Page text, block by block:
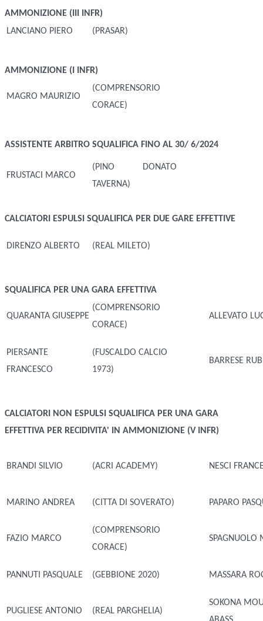
AMMONIZIONE (III INFR)
LANCIANO PIERO
(PRASAR)
AMMONIZIONE (I INFR)
MAGRO MAURIZIO
(COMPRENSORIO
CORACE)
ASSISTENTE ARBITRO SQUALIFICA FINO AL 30/ 6/2024
FRUSTACI MARCO
(PINO DONATO
TAVERNA)
CALCIATORI ESPULSI SQUALIFICA PER DUE GARE EFFETTIVE
DIRENZO ALBERTO (REAL MILETO)
SQUALIFICA PER UNA GARA EFFETTIVA
QUARANTA GIUSEPPE
(COMPRENSORIO
CORACE)
ALLEVATO
PIERSANTE
FRANCESCO
(FUSCALDO CALCIO
1973)
BARRESE
CALCIATORI NON ESPULSI SQUALIFICA PER UNA GARA
EFFETTIVA PER RECIDIVITA' IN AMMONIZIONE (V INFR)
BRANDI SILVIO (ACRI ACADEMY) NESCI
MARINO ANDREA (CITTA DI SOVERATO) PAPARO
FAZIO MARCO
(COMPRENSORIO
CORACE)
SPAGNUOLO
PANNUTI PASQUALE (GEBBIONE 2020) MASSARA
PUGLIESE ANTONIO (REAL PARGHELIA)
SOKONA